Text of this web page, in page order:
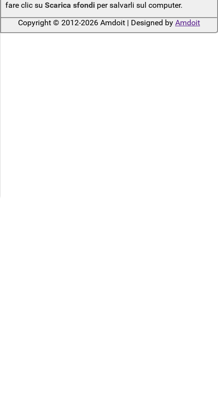
fare clic su Scarica sfondiper salvarli sul computer.
Copyright © 2012-2026 Amdoit | Designed by Amdoit